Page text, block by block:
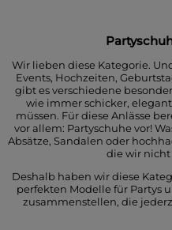
Wir lieben diese Kategorie.
Events, Hochzeiten,
gibt es verschiedene
wie immer schicker,
müssen. Für diese Anlässe
vor allem: Partyschuhe vor!
Absätze, Sandalen oder
die wir
Deshalb haben wir diese
perfekten Modelle für Partys
zusammenstellen, die